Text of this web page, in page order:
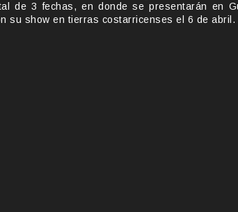
de 3 fechas, en donde se presentarán en
su show en tierras costarricenses el 6 de abril.